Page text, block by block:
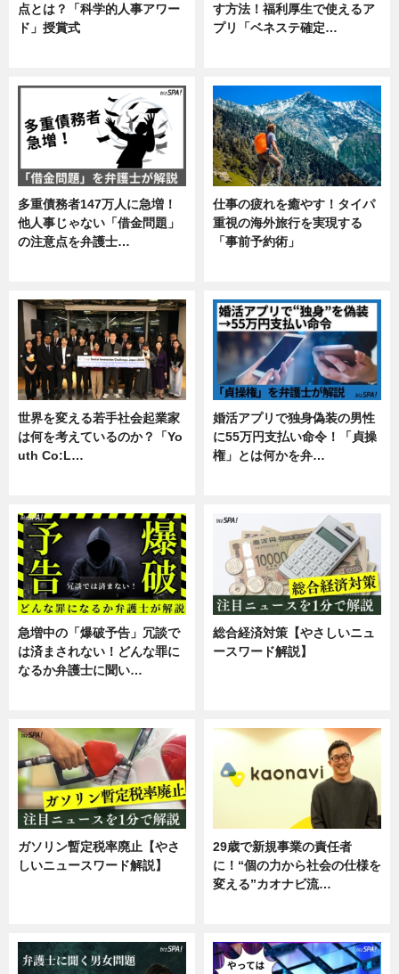
点とは？「科学的人事アワー
ド」授賞式
す方法！福利厚生で使えるア
プリ「ベネステ確定…
多重債務者147万人に急増！
他人事じゃない「借金問題」
の注意点を弁護士…
仕事の疲れを癒やす！タイパ
重視の海外旅行を実現する
「事前予約術」
世界を変える若手社会起業家
は何を考えているのか？「Yo
uth Co:L…
婚活アプリで独身偽装の男性
に55万円支払い命令！「貞操
権」とは何かを弁…
急増中の「爆破予告」冗談で
は済まされない！どんな罪に
なるか弁護士に聞い…
総合経済対策【やさしいニュ
ースワード解説】
ガソリン暫定税率廃止【やさ
しいニュースワード解説】
29歳で新規事業の責任者
に！“個の力から社会の仕様を
変える”カオナビ流…